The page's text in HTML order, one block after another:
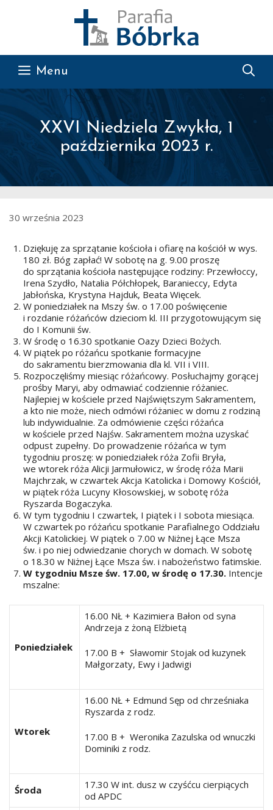
Menu
XXVI Niedziela Zwykła, 1
października 2023 r.
30 września 2023
Dziękuję za sprzątanie kościoła i ofiarę na kościół w wys.
180 zł. Bóg zapłać! W sobotę na g. 9.00 proszę
do sprzątania kościoła następujące rodziny: Przewłoccy,
Irena Szydło, Natalia Półchłopek, Baranieccy, Edyta
Jabłońska, Krystyna Hajduk, Beata Więcek.
W poniedziałek na Mszy św. o 17.00 poświęcenie
i rozdanie różańców dzieciom kl. III przygotowującym się
do I Komunii św.
W środę o 16.30 spotkanie Oazy Dzieci Bożych.
W piątek po różańcu spotkanie formacyjne
do sakramentu bierzmowania dla kl. VII i VIII.
Rozpoczęliśmy miesiąc różańcowy. Posłuchajmy gorącej
prośby Maryi, aby odmawiać codziennie różaniec.
Najlepiej w kościele przed Najświętszym Sakramentem,
a kto nie może, niech odmówi różaniec w domu z rodziną
lub indywidualnie. Za odmówienie części różańca
w kościele przed Najśw. Sakramentem można uzyskać
odpust zupełny. Do prowadzenie różańca w tym
tygodniu proszę: w poniedziałek róża Zofii Bryła,
we wtorek róża Alicji Jarmułowicz, w środę róża Marii
Majchrzak, w czwartek Akcja Katolicka i Domowy Kościół,
w piątek róża Lucyny Kłosowskiej, w sobotę róża
Ryszarda Bogaczyka.
W tym tygodniu I czwartek, I piątek i I sobota miesiąca.
W czwartek po różańcu spotkanie Parafialnego Oddziału
Akcji Katolickiej. W piątek o 7.00 w Niżnej Łące Msza
św. i po niej odwiedzanie chorych w domach. W sobotę
o 18.30 w Niżnej Łące Msza św. i nabożeństwo fatimskie.
W tygodniu Msze św. 17.00, w środę o 17.30.Intencje
mszalne:
Poniedziałek
16.00 NŁ + Kazimiera Bałon od syna
Andrzeja z żoną Elżbietą
17.00 B + Sławomir Stojak od kuzynek
Małgorzaty, Ewy i Jadwigi
Wtorek
16.00 NŁ + Edmund Sęp od chrześniaka
Ryszarda z rodz.
17.00 B + Weronika Zazulska od wnuczki
Dominiki z rodz.
Środa
17.30 W int. dusz w czyśćcu cierpiących
od APDC